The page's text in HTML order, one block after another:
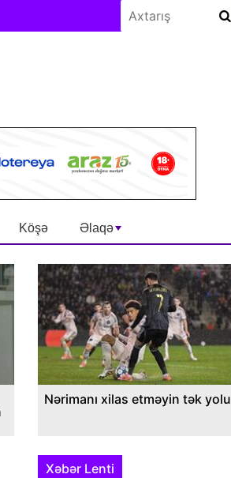
Köşə Əlaqə
Nərimanı xilas etməyin tək yolu
Xəbər Lenti